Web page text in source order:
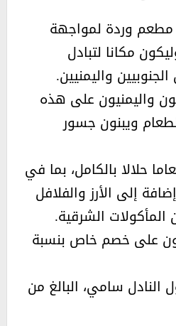
وردة لمواجهة
مكانا لتبادل
واليمنيين.
واليمنيون على هذه
ويبنون جسور
حلالا بالكامل، بما في
إلى الأرز والفلافل
الشرقية.
على خصم خاص بنسبة
النادل سامي، البالغ من